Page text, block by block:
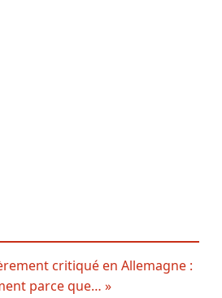
critiqué en Allemagne :
parce que… »